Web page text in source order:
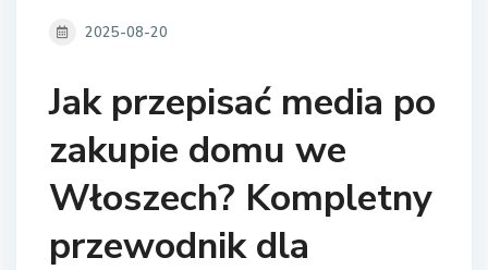
2025-08-20
Jak przepisać media po
zakupie domu we
Włoszech? Kompletny
przewodnik dla